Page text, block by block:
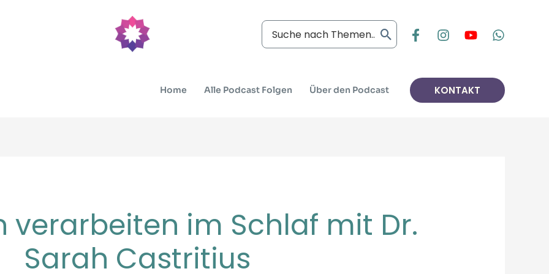
Search
for:
Home Alle Podcast Folgen Über den Podcast KONTAKT
verarbeiten im Schlaf mit Dr.
Sarah Castritius